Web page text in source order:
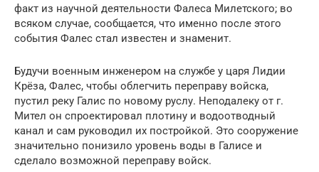
факт из научной деятельности Фалеса Милетского; во
всяком случае, сообщается, что именно после этого
события Фалес стал известен и знаменит.
Будучи военным инженером на службе у царя Лидии
Крёза, Фалес, чтобы облегчить переправу войска,
пустил реку Галис по новому руслу. Неподалеку от г.
Мител он спроектировал плотину и водоотводный
канал и сам руководил их постройкой. Это сооружение
значительно понизило уровень воды в Галисе и
сделало возможной переправу войск.